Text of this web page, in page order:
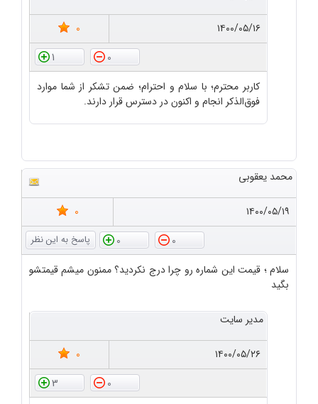
۱۴۰۰/۰۵/۱۶
0
0
1
کاربر محترم؛ با سلام و احترام؛ ضمن تشکر از شما موارد
فوق‌الذکر انجام و اکنون در دسترس قرار دارند.
محمد یعقوبی
۱۴۰۰/۰۵/۱۹
0
0
0
سلام ؛ قیمت این شماره رو چرا درج نکردید؟ ممنون میشم قیمتشو
بگید
مدیر سایت
۱۴۰۰/۰۵/۲۶
0
0
3